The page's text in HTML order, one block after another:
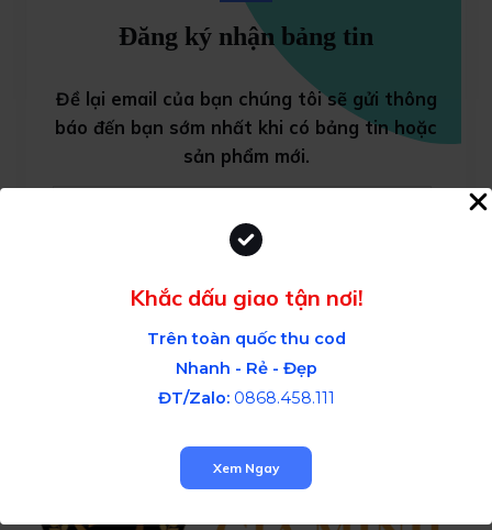
Khắc dấu giao tận nơi!
Trên toàn quốc thu cod
Nhanh - Rẻ - Đẹp
ĐT/Zalo:0868.458.111
Xem Ngay
Đăng ký nhận bảng tin
Đề lại email của bạn chúng tôi sẽ gửi thông
báo đến bạn sớm nhất khi có bảng tinhoặc
sản phẩm mới.